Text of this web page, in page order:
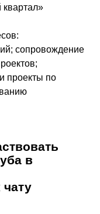
сопровождение
проекты по
в
чату